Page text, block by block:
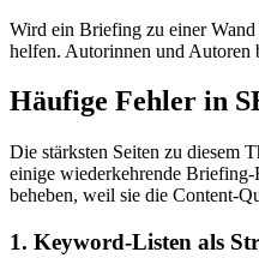
Wird ein Briefing zu einer
helfen. Autorinnen und Autoren
Häufige Fehler in
Die stärksten Seiten zu diesem
einige wiederkehrende Briefing-
beheben, weil sie die Content-
1. Keyword-Listen als